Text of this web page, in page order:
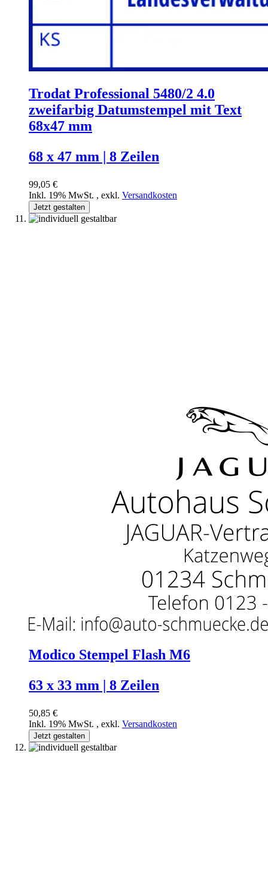
Trodat Professional 5480/2 4.0
zweifarbig Datumstempel mit Text
68x47 mm
68 x 47 mm | 8 Zeilen
99,05 €
Inkl. 19% MwSt. , exkl. Versandkosten
Jetzt gestalten
Modico Stempel Flash M6
63 x 33 mm | 8 Zeilen
50,85 €
Inkl. 19% MwSt. , exkl. Versandkosten
Jetzt gestalten